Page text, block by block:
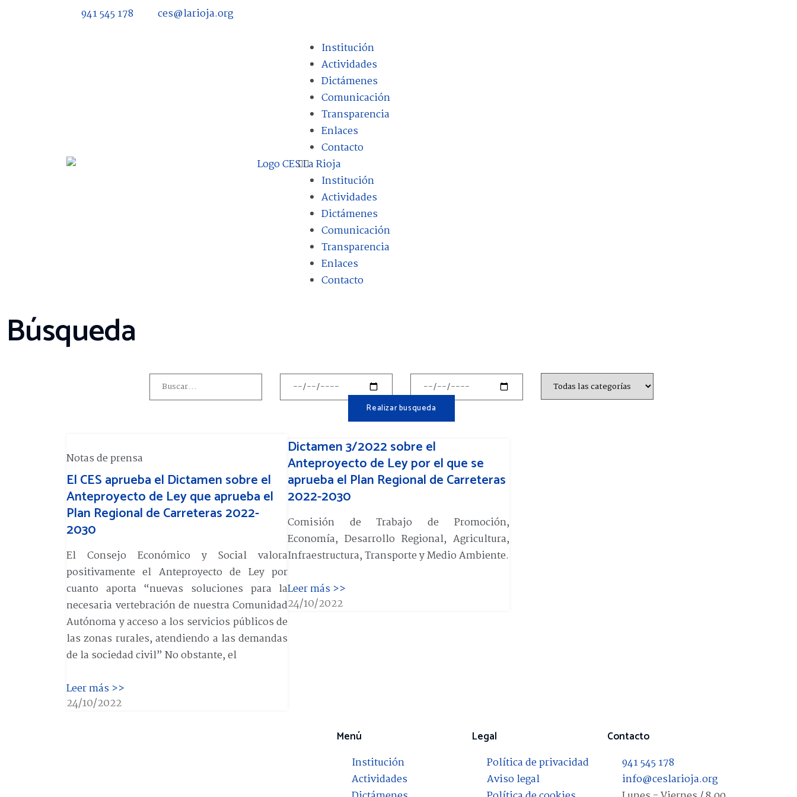
941 545 178 ces@larioja.org
Institución
Actividades
Dictámenes
Comunicación
Transparencia
Enlaces
Contacto
Institución
Actividades
Dictámenes
Comunicación
Transparencia
Enlaces
Contacto
Búsqueda
Notas de prensa
El CES aprueba el Dictamen sobre el
Anteproyecto de Ley que aprueba el
Plan Regional de Carreteras 2022-
2030
El Consejo Económico y Social valora
positivamente el Anteproyecto de Ley por
cuanto aporta “nuevas soluciones para la
necesaria vertebración de nuestra Comunidad
Autónoma y acceso a los servicios públicos de
las zonas rurales, atendiendo a las demandas
de la sociedad civil” No obstante, el
Leer más >>
24/10/2022
Dictamen 3/2022 sobre el
Anteproyecto de Ley por el que se
aprueba el Plan Regional de Carreteras
2022-2030
Comisión de Trabajo de Promoción,
Economía, Desarrollo Regional, Agricultura,
Infraestructura, Transporte y Medio Ambiente.
Leer más >>
24/10/2022
Menú
Institución
Actividades
Legal
Política de privacidad
Aviso legal
Contacto
941 545 178
info@ceslarioja.org